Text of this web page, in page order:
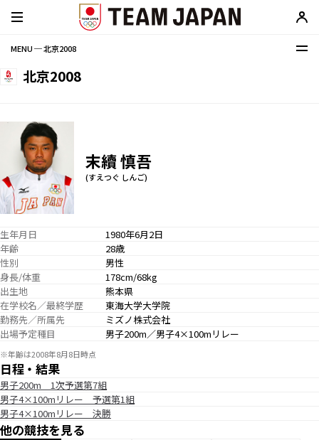
MENU ─ 北京2008
北京2008
末續 慎吾
(すえつぐ しんご)
生年月日
1980年6月2日
年齢
28歳
性別
男性
身長/体重
178cm/68kg
出生地
熊本県
在学校名／最終学歴
東海大学大学院
勤務先／所属先
ミズノ株式会社
出場予定種目
男子200m／男子4×100mリレー
※年齢は2008年8月8日時点
日程・結果
男子200m 1次予選第7組
男子4×100mリレー 予選第1組
男子4×100mリレー 決勝
他の競技を見る